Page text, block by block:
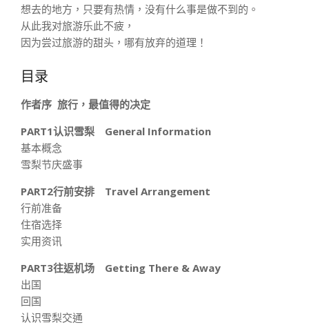
想去的地方，只要有热情，没有什么事是做不到的。
从此我对旅游乐此不疲，
因为尝过旅游的甜头，哪有放弃的道理！
目录
作者序 旅行，最值得的决定
PART1认识雪梨 General Information
基本概念
雪梨节庆盛事
PART2行前安排 Travel Arrangement
行前准备
住宿选择
实用资讯
PART3往返机场 Getting There & Away
出国
回国
认识雪梨交通